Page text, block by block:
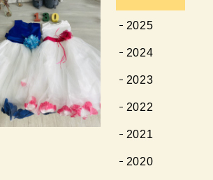
2025
2024
2023
2022
2021
2020